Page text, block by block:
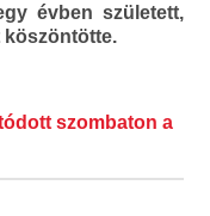
évben született,
köszöntötte.
szombaton a